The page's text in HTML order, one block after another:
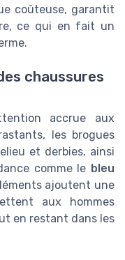
coûteuse, garantit
ce qui en fait un
chaussures
accrue aux
les brogues
et derbies, ainsi
comme le bleu
ajoutent une
aux hommes
en restant dans les